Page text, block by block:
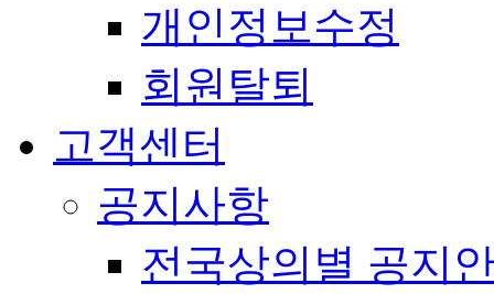
개인정보수정
회원탈퇴
고객센터
공지사항
전국상의별 공지